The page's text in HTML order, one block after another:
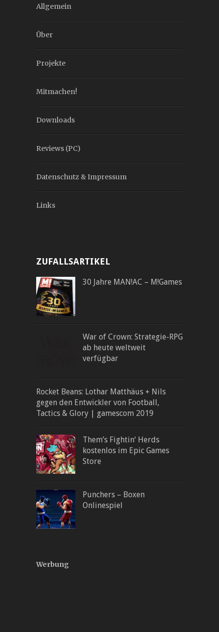
Allgemein
Über
Projekte
Mitmachen!
Downloads
Reviews (PC)
Datenschutz & Impressum
Links
ZUFALLSARTIKEL
30 Jahre MAN!AC – M!Games
War of Crown: Strategie-RPG
ab heute weltweit
verfügbar
Rocket Beans: Lothar Matthäus + Nils
gegen den Entwickler von Football,
Tactics & Glory | gamescom 2019
Them’s Fightin‘ Herds
kostenlos im Epic Games
Store
Punchers – Boxen
Onlinespiel
Werbung